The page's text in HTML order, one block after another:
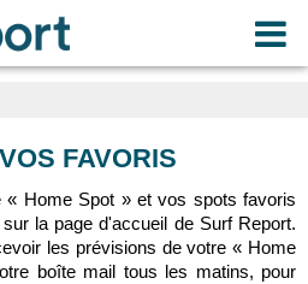
FAVORIS
« Home Spot » et vos spots favoris
la page d'accueil de Surf Report.
les prévisions de votre « Home
boîte mail tous les matins, pour